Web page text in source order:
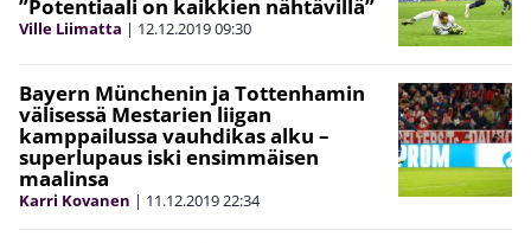
”Potentiaali on kaikkien nähtävillä”
Ville Liimatta | 12.12.201909:30
Bayern Münchenin ja Tottenhamin
välisessä Mestarien liigan
kamppailussa vauhdikas alku –
superlupaus iski ensimmäisen
maalinsa
Karri Kovanen | 11.12.201922:34